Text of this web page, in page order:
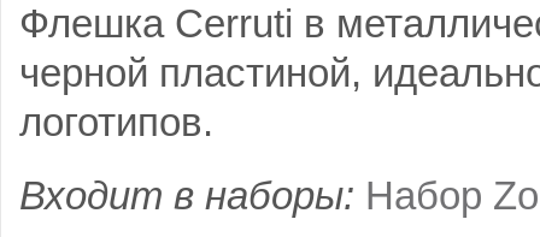
Флешка Cerruti в
черной пластиной,
логотипов.
Входит в наборы: Набор